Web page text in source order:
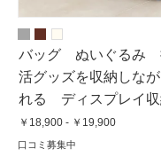
バッグ ぬいぐるみ
活グッズを収納しな
れる ディスプレイ収
ゴン
￥18,900 - ￥19,900
口コミ募集中